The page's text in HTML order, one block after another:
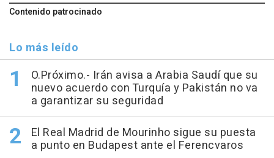
Contenido patrocinado
Lo más leído
O.Próximo.- Irán avisa a Arabia Saudí que su
nuevo acuerdo con Turquía y Pakistán no va
a garantizar su seguridad
El Real Madrid de Mourinho sigue su puesta
a punto en Budapest ante el Ferencvaros